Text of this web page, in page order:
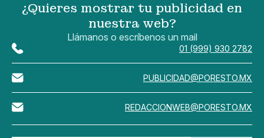
¿Quieres mostrar tu publicidad en
nuestra web?
Llámanos o escríbenos un mail
01 (999) 930 2782
PUBLICIDAD@PORESTO.MX
REDACCIONWEB@PORESTO.MX